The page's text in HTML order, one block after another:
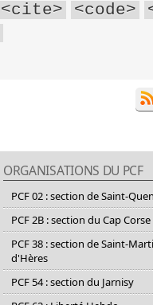
<cite> <code>
ORGANISATIONS DU PCF
PCF 02 : section de Saint-
PCF 2B : section du Cap Corse
PCF 38 : section de Saint-
d'Hères
PCF 54 : section du Jarnisy